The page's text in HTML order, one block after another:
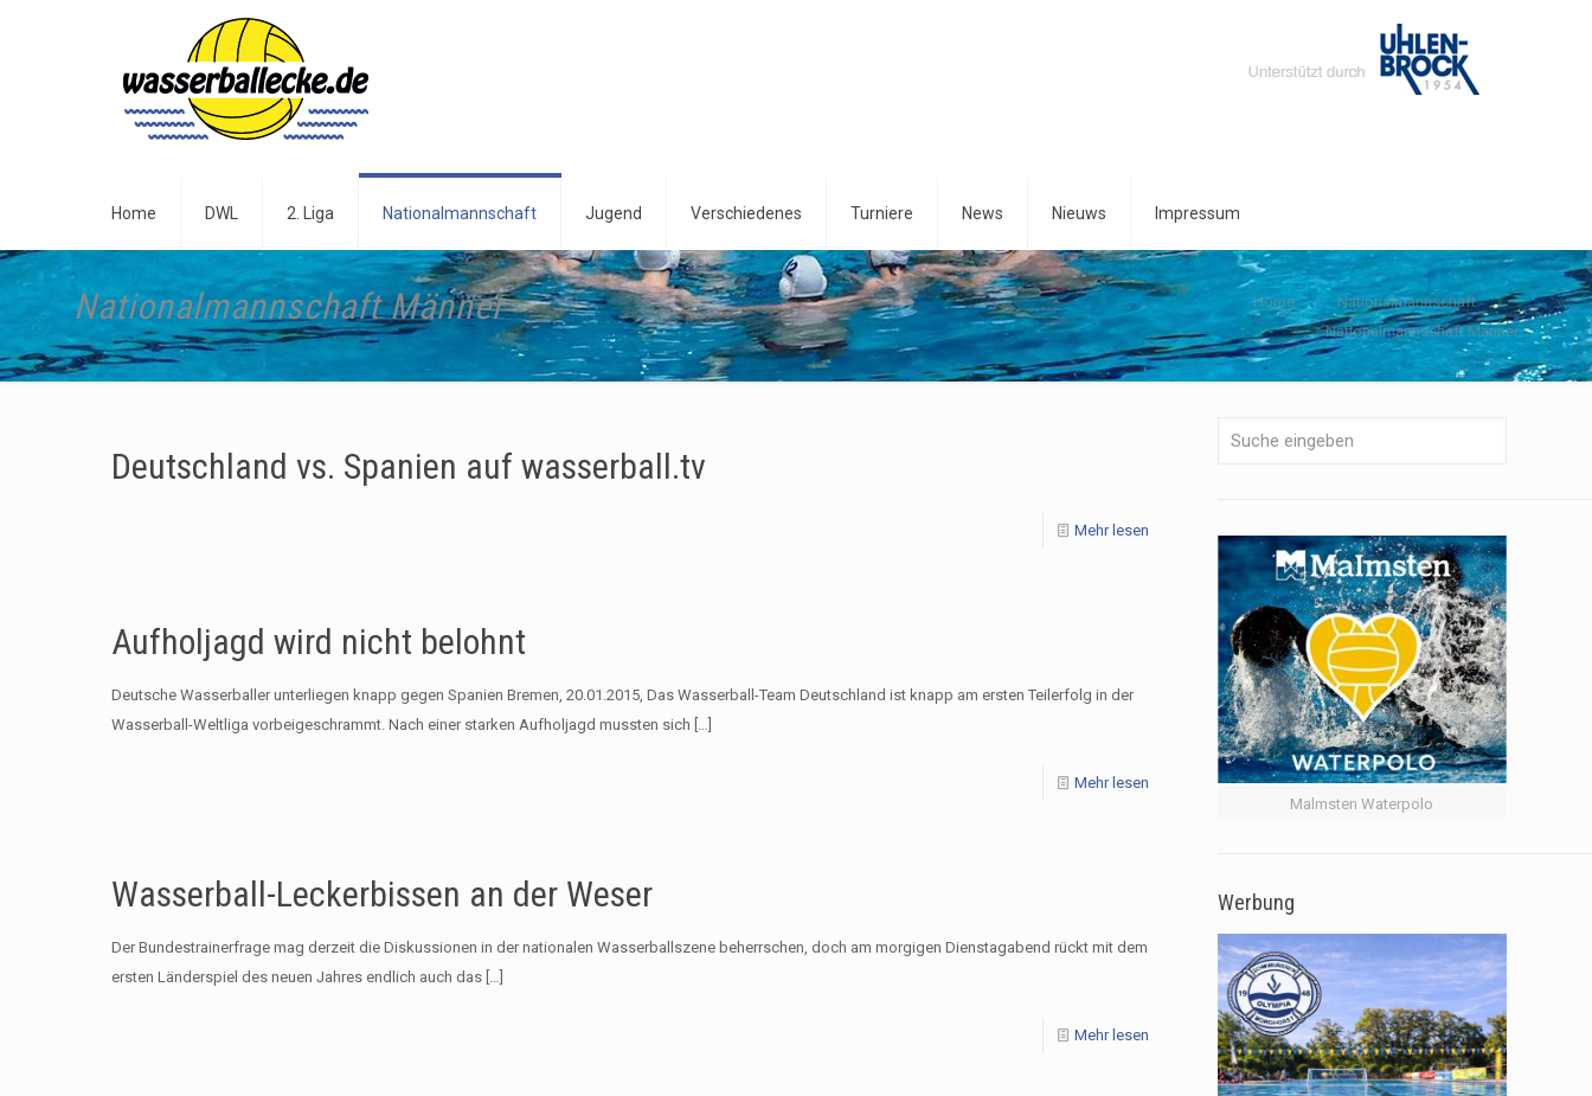
Home DWL 2. Liga Nationalmannschaft Jugend Verschiedenes Turniere News Nieuws Impressum
Nationalmannschaft Männer Home
Nationalmannschaft
Nationalmannschaft Männer
Deutschland vs. Spanien auf wasserball.tv
Mehr lesen
Aufholjagd wird nicht belohnt
Deutsche Wasserballer unterliegen knapp gegen Spanien Bremen, 20.01.2015, Das Wasserball-Team Deutschland ist knapp am ersten Teilerfolg in der
Wasserball-Weltliga vorbeigeschrammt. Nach einer starken Aufholjagd mussten sich […]
Mehr lesen
Wasserball-Leckerbissen an der Weser
Der Bundestrainerfrage mag derzeit die Diskussionen in der nationalen Wasserballszene beherrschen, doch am morgigen Dienstagabend rückt mit dem
ersten Länderspiel des neuen Jahres endlich auch das […]
Mehr lesen
Malmsten Waterpolo
Werbung